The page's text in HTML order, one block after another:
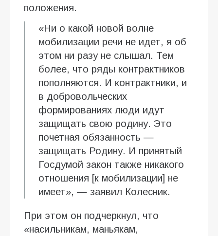
положения.
«Ни о какой новой волне
мобилизации речи не идет, я об
этом ни разу не слышал. Тем
более, что ряды контрактников
пополняются. И контрактники, и
в добровольческих
формированиях люди идут
защищать свою родину. Это
почетная обязанность —
защищать Родину. И принятый
Госдумой закон также никакого
отношения [к мобилизации] не
имеет», — заявил Колесник.
При этом он подчеркнул, что
«насильникам, маньякам,